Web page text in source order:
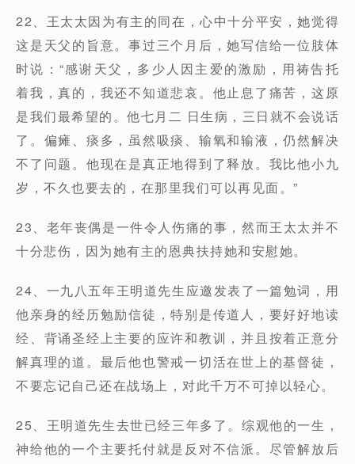
22、王太太因为有主的同在，心中十分平安，她觉得
这是天父的旨意。事过三个月后，她写信给一位肢体
时说：“感谢天父，多少人因主爱的激励，用祷告托
着我，真的，我还不知道悲哀。他止息了痛苦，这原
是我们最希望的。他七月二 日生病，三日就不会说话
了。偏瘫、痰多，虽然吸痰、输氧和输液，仍然解决
不了问题。他现在是真正地得到了释放。我比他小九
岁，不久也要去的，在那里我们可以再见面。”
23、老年丧偶是一件令人伤痛的事，然而王太太并不
十分悲伤，因为她有主的恩典扶持她和安慰她。
24、一九八五年王明道先生应邀发表了一篇勉词，用
他亲身的经历勉励信徒，特别是传道人，要好好地读
经、背诵圣经上主要的应许和教训，并且按着正意分
解真理的道。最后他也警戒一切活在世上的基督徒，
不要忘记自己还在战场上，对此千万不可掉以轻心。
25、王明道先生去世已经三年多了。综观他的一生，
神给他的一个主要托付就是反对不信派。尽管解放后